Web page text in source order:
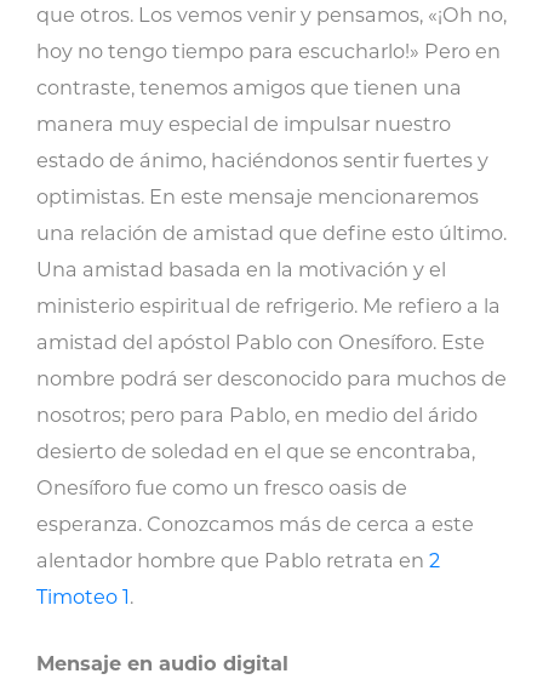
que otros. Los vemos venir y pensamos, «¡Oh no,
hoy no tengo tiempo para escucharlo!» Pero en
contraste, tenemos amigos que tienen una
manera muy especial de impulsar nuestro
estado de ánimo, haciéndonos sentir fuertes y
optimistas. En este mensaje mencionaremos
una relación de amistad que define esto último.
Una amistad basada en la motivación y el
ministerio espiritual de refrigerio. Me refiero a la
amistad del apóstol Pablo con Onesíforo. Este
nombre podrá ser desconocido para muchos de
nosotros; pero para Pablo, en medio del árido
desierto de soledad en el que se encontraba,
Onesíforo fue como un fresco oasis de
esperanza. Conozcamos más de cerca a este
alentador hombre que Pablo retrata en 2
Timoteo 1.
Mensaje en audio digital